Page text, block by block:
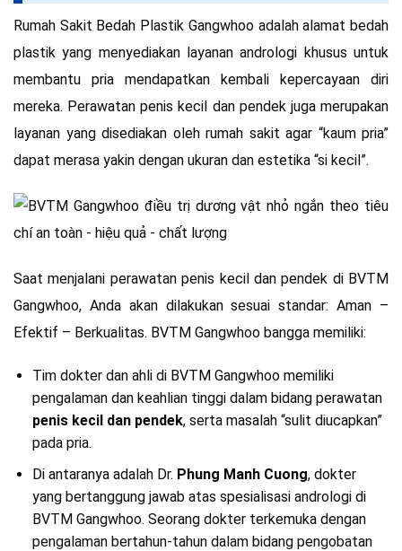
Rumah Sakit Bedah Plastik Gangwhoo adalah alamat bedah
plastik yang menyediakan layanan andrologi khusus untuk
membantu pria mendapatkan kembali kepercayaan diri
mereka. Perawatan penis kecil dan pendek juga merupakan
layanan yang disediakan oleh rumah sakit agar “kaum pria”
dapat merasa yakin dengan ukuran dan estetika “si kecil”.
Saat menjalani perawatan penis kecil dan pendek di BVTM
Gangwhoo, Anda akan dilakukan sesuai standar: Aman –
Efektif – Berkualitas. BVTM Gangwhoo bangga memiliki:
Tim dokter dan ahli di BVTM Gangwhoo memiliki
pengalaman dan keahlian tinggi dalam bidang perawatan
penis kecil dan pendek, serta masalah “sulit diucapkan”
pada pria.
Di antaranya adalah Dr. Phung Manh Cuong, dokter
yang bertanggung jawab atas spesialisasi andrologi di
BVTM Gangwhoo. Seorang dokter terkemuka dengan
pengalaman bertahun-tahun dalam bidang pengobatan